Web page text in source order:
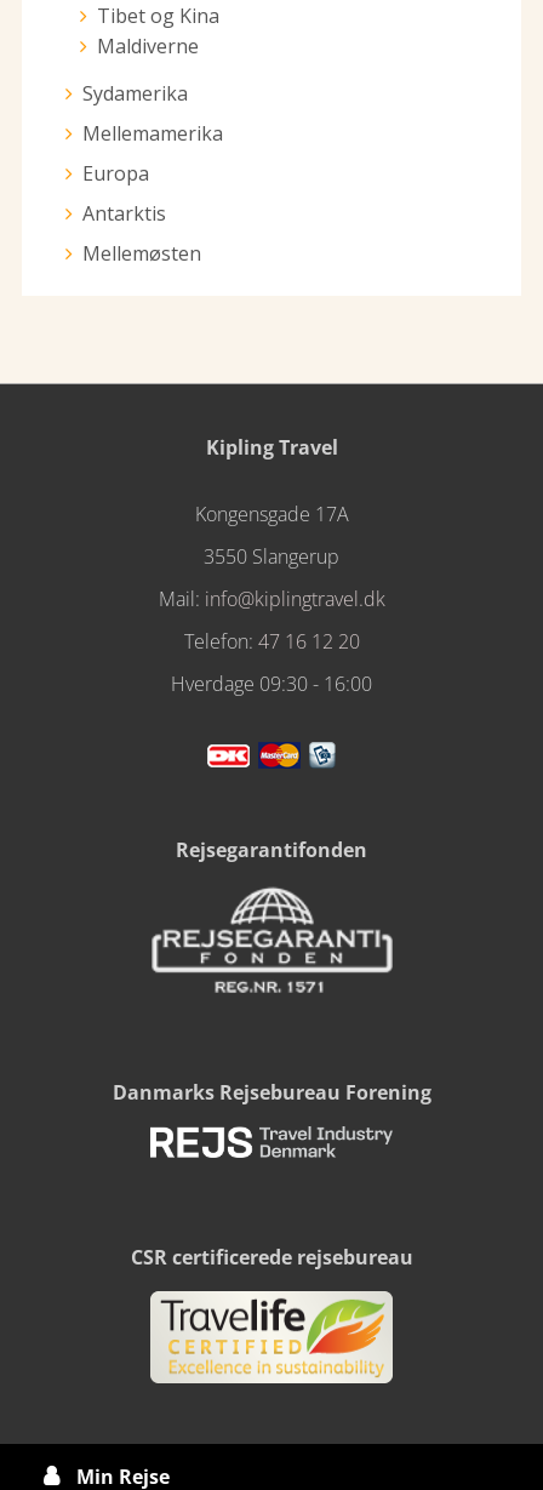
Tibet og Kina
Maldiverne
Sydamerika
Mellemamerika
Europa
Antarktis
Mellemøsten
Kipling Travel
Kongensgade 17A
3550 Slangerup
Mail: info@kiplingtravel.dk
Telefon: 47 16 12 20
Hverdage 09:30 - 16:00
Rejsegarantifonden
Danmarks Rejsebureau Forening
CSR certificerede rejsebureau
 Min Rejse